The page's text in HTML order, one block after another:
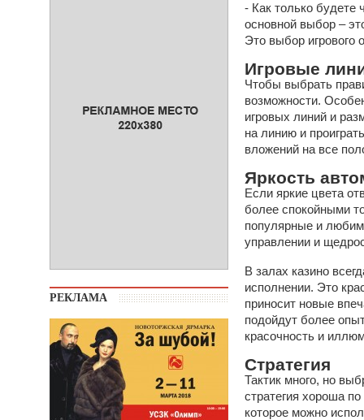
РЕКЛАМА
- Как только будете
основной выбор –
Это выбор игрового
Игровые
Чтобы выбрать
возможности.
игровых линий и
на линию и
вложений на все
Яркость
Если яркие цвета
более спокойными
популярные и
управлении и
В залах казино
исполнении. Это
приносит новые
подойдут более
красочность и
Стратегия
Тактик много, но
стратегия хороша
которое можно